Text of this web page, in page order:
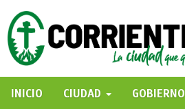
INICIO
CIUDAD GOBIERNO